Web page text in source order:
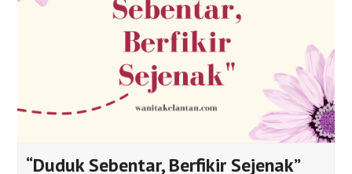
“Duduk Sebentar, Berfikir Sejenak”